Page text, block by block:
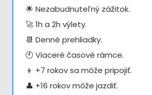
🌟 Nezabudnuteľný zážitok.
🚀 1h a 2h výlety.
📆 Denné prehliadky.
🕙 Viaceré časové rámce.
👦 +7 rokov sa môže pripojiť.
👤 +16 rokov môže jazdiť.